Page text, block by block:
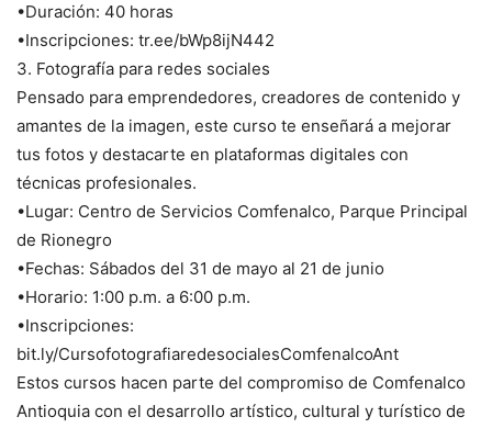
•Duración: 40 horas
•Inscripciones: tr.ee/bWp8ijN442
3. Fotografía para redes sociales
Pensado para emprendedores, creadores de contenido y
amantes de la imagen, este curso te enseñará a mejorar
tus fotos y destacarte en plataformas digitales con
técnicas profesionales.
•Lugar: Centro de Servicios Comfenalco, Parque Principal
de Rionegro
•Fechas: Sábados del 31 de mayo al 21 de junio
•Horario: 1:00 p.m. a 6:00 p.m.
•Inscripciones:
bit.ly/CursofotografiaredesocialesComfenalcoAnt
Estos cursos hacen parte del compromiso de Comfenalco
Antioquia con el desarrollo artístico, cultural y turístico de